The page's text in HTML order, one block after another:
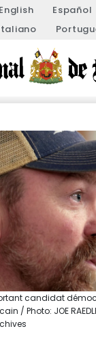
English Español
candidat
/ Photo: JOE